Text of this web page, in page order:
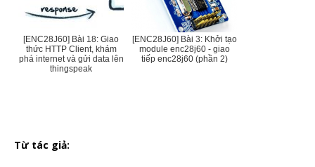
[ENC28J60] Bài 18: Giao
thức HTTP Client, khám
phá internet và gửi data lên
thingspeak
[ENC28J60] Bài 3: Khởi tạo
module enc28j60 - giao
tiếp enc28j60 (phần 2)
Từ tác giả: